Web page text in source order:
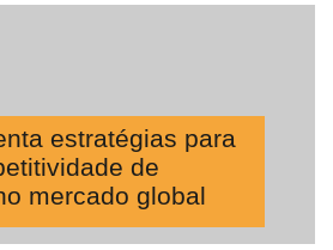
estratégias para
de
mercado global